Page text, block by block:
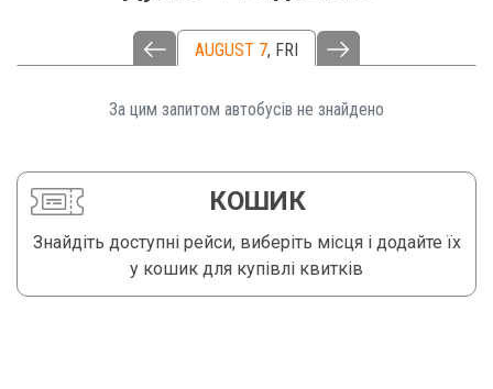
AUGUST 7, FRI
За цим запитом автобусів не знайдено️
КОШИК
Знайдіть доступні рейси, виберіть місця і додайте їх
у кошик для купівлі квитків